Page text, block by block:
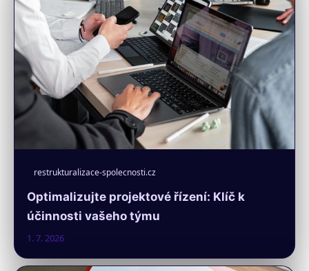
restrukturalizace-spolecnosti.cz
Optimalizujte projektové řízení: Klíč k
účinnosti vašeho týmu
1. 7. 2026